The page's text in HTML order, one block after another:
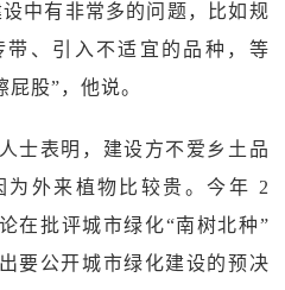
中有非常多的问题，比如规
、引入不适宜的品种，等
股”，他说。
士表明，建设方不爱乡土品
为外来植物比较贵。今年 2
在批评城市绿化“南树北种”
要公开城市绿化建设的预决